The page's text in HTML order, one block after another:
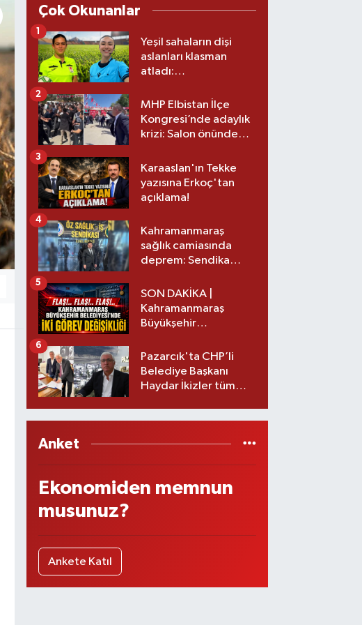
Çok Okunanlar
Yeşil sahaların dişi
aslanları klasman
atladı:
üst lige iki transfer!
1
MHP Elbistan İlçe
Kongresi’nde adaylık
krizi: Salon önünde
2
Karaaslan'ın Tekke
yazısına Erkoç'tan
açıklama!
3
Kahramanmaraş
sağlık camiasında
deprem: Sendika
4
SON DAKİKA |
Kahramanmaraş
Büyükşehir
görev değişikliği!
5
Pazarcık'ta CHP’li
Belediye Başkanı
Haydar İkizler tüm
6
Anket
Ekonomiden memnun
musunuz?
Ankete Katıl